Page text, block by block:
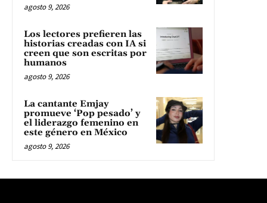
agosto 9, 2026
Los lectores prefieren las
historias creadas con IA si
creen que son escritas por
humanos
agosto 9, 2026
La cantante Emjay
promueve ‘Pop pesado’ y
el liderazgo femenino en
este género en México
agosto 9, 2026